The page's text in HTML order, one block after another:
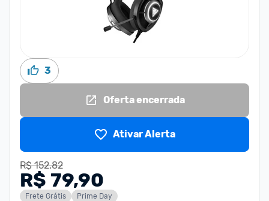
3
Oferta encerrada
Ativar Alerta
R$ 152,82
R$ 79,90
Frete Grátis Prime Day